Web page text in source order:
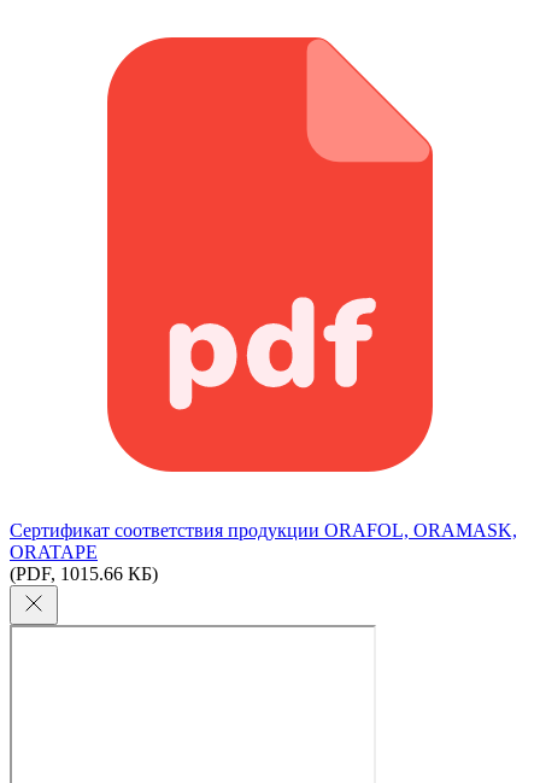
Сертификат соответствия продукции ORAFOL, ORAMASK,
ORATAPE
(PDF, 1015.66 КБ)